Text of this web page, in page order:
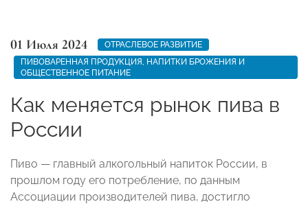
01 Июля 2024
ОТРАСЛЕВОЕ РАЗВИТИЕ
ПИВОВАРЕННАЯ ПРОДУКЦИЯ, НАПИТКИ БРОЖЕНИЯ И
ОБЩЕСТВЕННОЕ ПИТАНИЕ
Как меняется рынок пива в
России
Пиво — главный алкогольный напиток России, в
прошлом году его потребление, по данным
Ассоциации производителей пива, достигло